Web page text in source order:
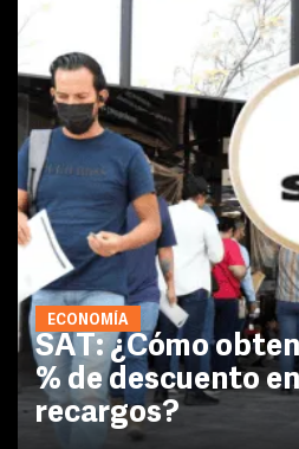
ECONOMÍA
SAT: ¿Cómo
% de descuento
recargos?